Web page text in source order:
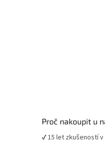
Proč nakoupit u
✔ 15 let zkušeností